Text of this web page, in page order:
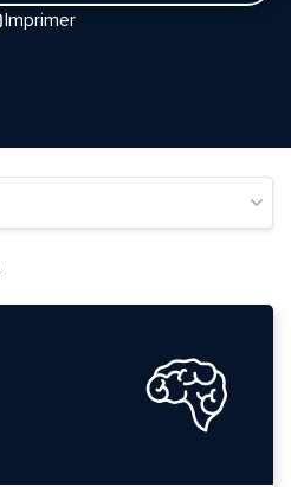
Imprimer